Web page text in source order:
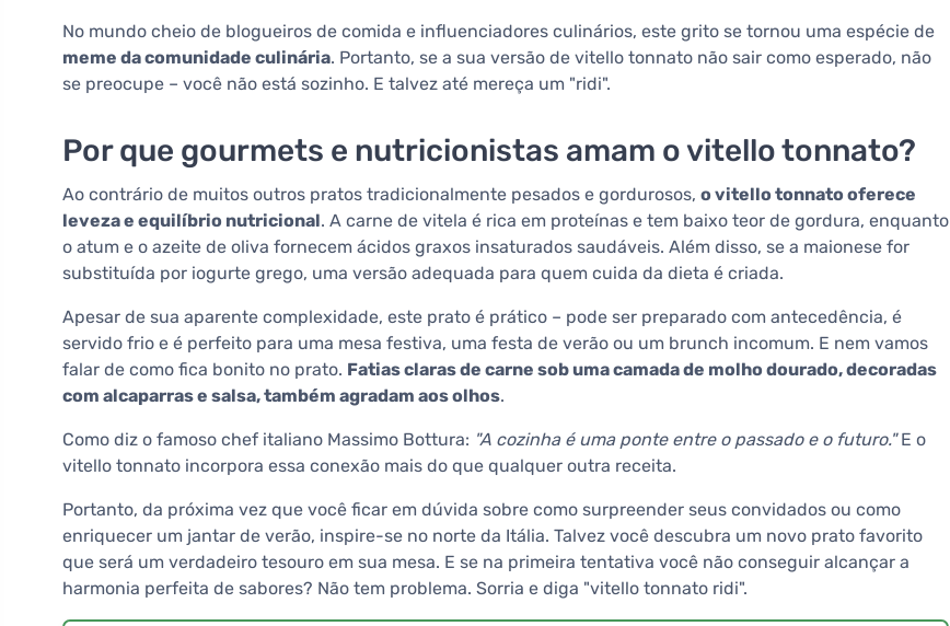
No mundo cheio de blogueiros de comida e influenciadores culinários, este grito se tornou uma espécie de
meme da comunidade culinária. Portanto, se a sua versão de vitello tonnato não sair como esperado, não
se preocupe – você não está sozinho. E talvez até mereça um "ridi".
Por que gourmets e nutricionistas amam o vitello tonnato?
Ao contrário de muitos outros pratos tradicionalmente pesados e gordurosos, o vitello tonnato oferece
leveza e equilíbrio nutricional. A carne de vitela é rica em proteínas e tem baixo teor de gordura, enquanto
o atum e o azeite de oliva fornecem ácidos graxos insaturados saudáveis. Além disso, se a maionese for
substituída por iogurte grego, uma versão adequada para quem cuida da dieta é criada.
Apesar de sua aparente complexidade, este prato é prático – pode ser preparado com antecedência, é
servido frio e é perfeito para uma mesa festiva, uma festa de verão ou um brunch incomum. E nem vamos
falar de como fica bonito no prato. Fatias claras de carne sob uma camada de molho dourado, decoradas
com alcaparras e salsa, também agradam aos olhos.
Como diz o famoso chef italiano Massimo Bottura: "A cozinha é uma ponte entre o passado e o futuro."E o
vitello tonnato incorpora essa conexão mais do que qualquer outra receita.
Portanto, da próxima vez que você ficar em dúvida sobre como surpreender seus convidados ou como
enriquecer um jantar de verão, inspire-se no norte da Itália. Talvez você descubra um novo prato favorito
que será um verdadeiro tesouro em sua mesa. E se na primeira tentativa você não conseguir alcançar a
harmonia perfeita de sabores? Não tem problema. Sorria e diga "vitello tonnato ridi".